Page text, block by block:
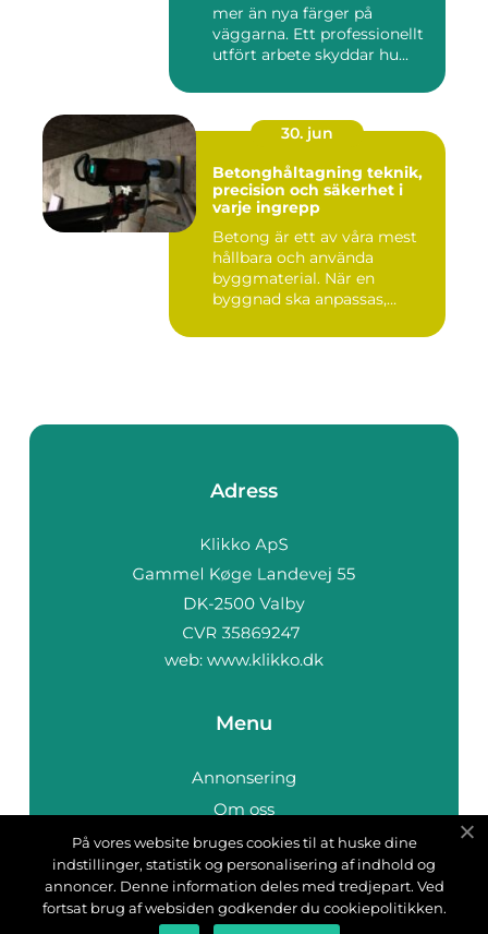
mer än nya färger på
väggarna. Ett professionellt
utfört arbete skyddar hu...
30. jun
Betonghåltagning teknik,
precision och säkerhet i
varje ingrepp
Betong är ett av våra mest
hållbara och använda
byggmaterial. När en
byggnad ska anpassas,
Adress
web: www.klikko.dk
Menu
Annonsering
Om oss
Cookies
Kontakta oss
Sitemap
På vores website bruges cookies til at huske dine
indstillinger, statistik og personalisering af indhold og
annoncer. Denne information deles med tredjepart. Ved
fortsat brug af websiden godkender du cookiepolitikken.